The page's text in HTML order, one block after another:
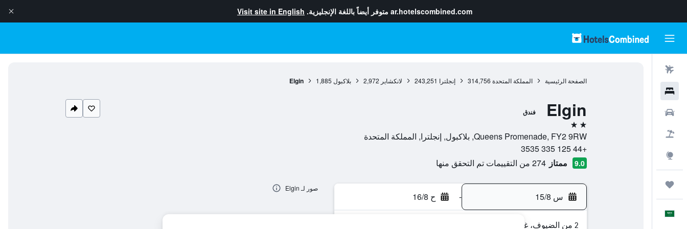
ar.hotelscombined.com متوفر أيضاً باللغة الإنجليزية. Visit site in English
الصفحة الرئيسية المملكة المتحدة 314,756 إنجلترا 243,251 لانكشاير 2,972 بلاكبول 1,885
Elgin
Elgin فندق
2 نجمتين
Queens Promenade, FY2 9RW, بلاكبول, إنجلترا, المملكة المتحدة
+44 125 335 3535
9.0 ممتاز 274 من التقييمات تم التحقق منها
س 15/8 - ح 16/8
2 من الضيوف، غرفة واحدة
صور لـ Elgin